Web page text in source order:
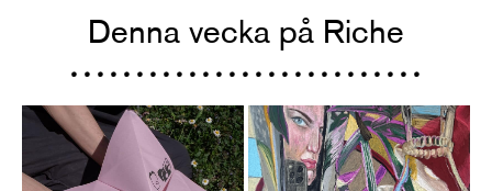
Denna vecka på Riche